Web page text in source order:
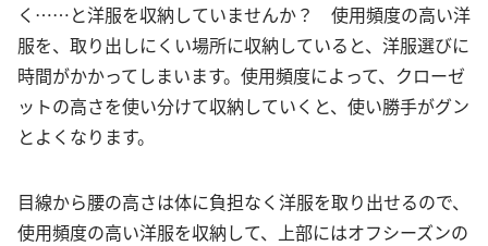
く……と洋服を収納していませんか？ 使用頻度の高い洋
服を、取り出しにくい場所に収納していると、洋服選びに
時間がかかってしまいます。使用頻度によって、クローゼ
ットの高さを使い分けて収納していくと、使い勝手がグン
とよくなります。
目線から腰の高さは体に負担なく洋服を取り出せるので、
使用頻度の高い洋服を収納して、上部にはオフシーズンの